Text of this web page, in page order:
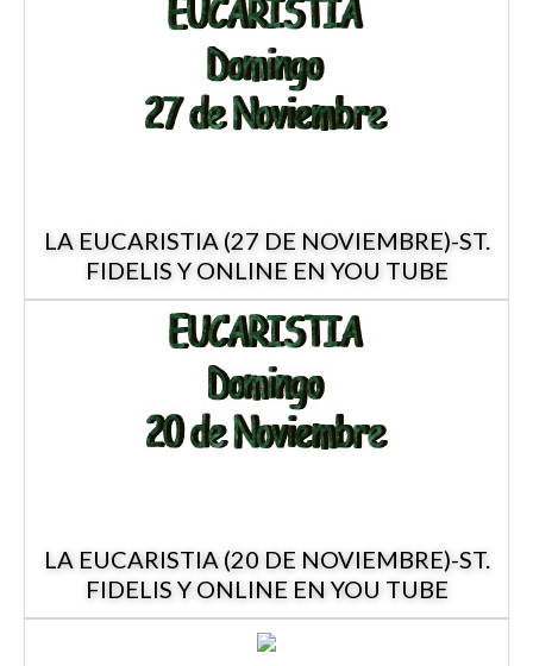
LA EUCARISTIA (27 DE NOVIEMBRE)-ST.
FIDELIS Y ONLINE EN YOU TUBE
LA EUCARISTIA (20 DE NOVIEMBRE)-ST.
FIDELIS Y ONLINE EN YOU TUBE